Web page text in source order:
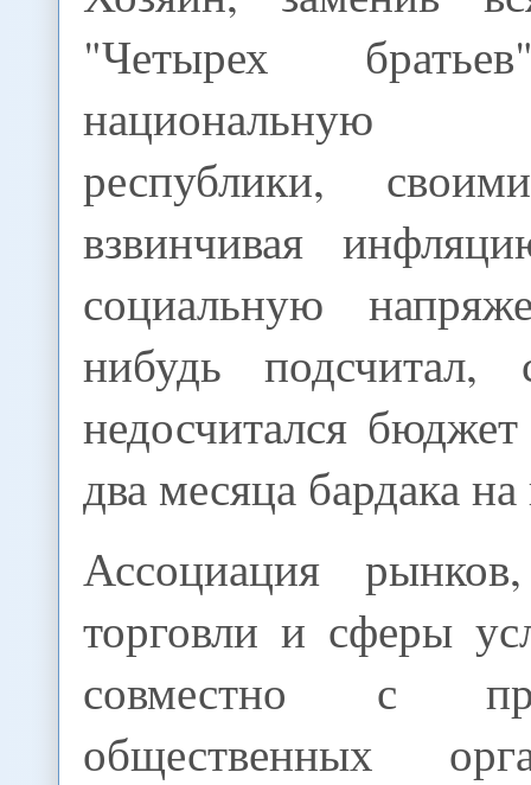
"Четырех
национальную
республики,
взвинчивая
социальную
нибудь подсчитал,
недосчитался
два месяца бардака
Ассоциация
торговли и сферы
совместно с
общественных